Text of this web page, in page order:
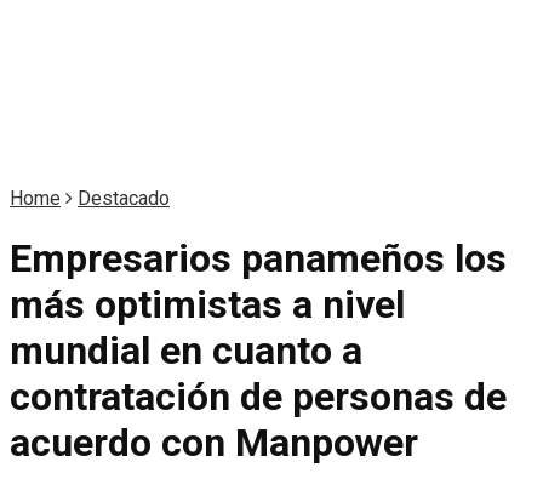
Home Destacado
Empresarios panameños los
más optimistas a nivel
mundial en cuanto a
contratación de personas de
acuerdo con Manpower